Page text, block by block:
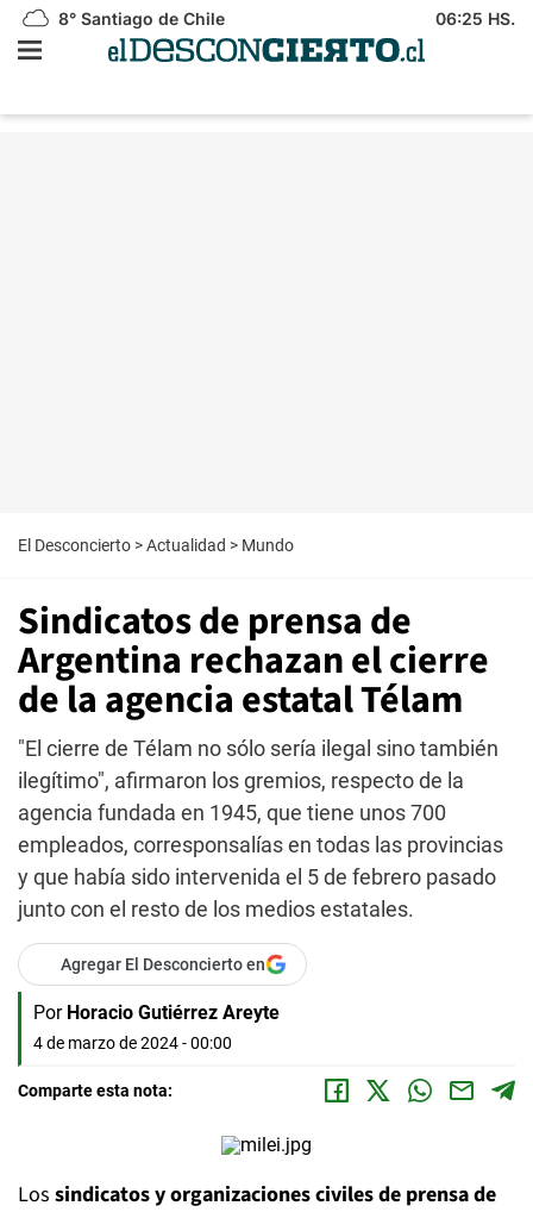
8° Santiago de Chile 06:25 HS.
El Desconcierto >Actualidad > Mundo
Sindicatos de prensa de
Argentina rechazan el cierre
de la agencia estatal Télam
"El cierre de Télam no sólo sería ilegal sino también
ilegítimo", afirmaron los gremios, respecto de la
agencia fundada en 1945, que tiene unos 700
empleados, corresponsalías en todas las provincias
y que había sido intervenida el 5 de febrero pasado
junto con el resto de los medios estatales.
Agregar El Desconcierto en
Por Horacio Gutiérrez Areyte
4 de marzo de 2024 - 00:00
Comparte esta nota:
Los sindicatos y organizaciones civiles de prensa de